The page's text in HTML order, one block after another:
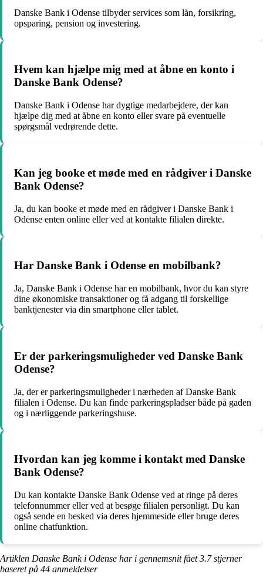
Danske Bank i Odense tilbyder services som lån, forsikring,
opsparing, pension og investering.
Hvem kan hjælpe mig med at åbne en konto i
Danske Bank Odense?
Danske Bank i Odense har dygtige medarbejdere, der kan
hjælpe dig med at åbne en konto eller svare på eventuelle
spørgsmål vedrørende dette.
Kan jeg booke et møde med en rådgiver i Danske
Bank Odense?
Ja, du kan booke et møde med en rådgiver i Danske Bank i
Odense enten online eller ved at kontakte filialen direkte.
Har Danske Bank i Odense en mobilbank?
Ja, Danske Bank i Odense har en mobilbank, hvor du kan styre
dine økonomiske transaktioner og få adgang til forskellige
banktjenester via din smartphone eller tablet.
Er der parkeringsmuligheder ved Danske Bank
Odense?
Ja, der er parkeringsmuligheder i nærheden af Danske Bank
filialen i Odense. Du kan finde parkeringspladser både på gaden
og i nærliggende parkeringshuse.
Hvordan kan jeg komme i kontakt med Danske
Bank Odense?
Du kan kontakte Danske Bank Odense ved at ringe på deres
telefonnummer eller ved at besøge filialen personligt. Du kan
også sende en besked via deres hjemmeside eller bruge deres
online chatfunktion.
Artiklen Danske Bank i Odense har i gennemsnit fået3.7stjerner
baseret på 44 anmeldelser